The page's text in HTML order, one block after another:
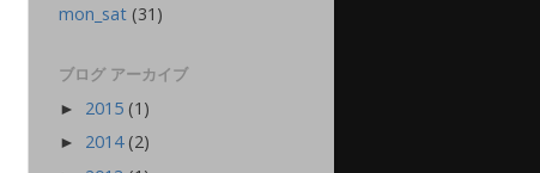
mon_sat (31)
ブログ アーカイブ
► 2015 (1)
► 2014 (2)